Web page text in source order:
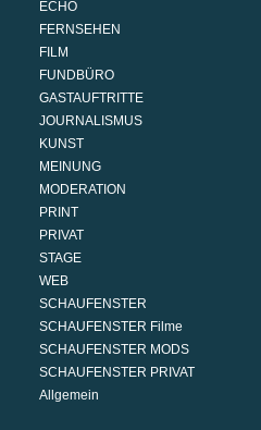
ECHO
FERNSEHEN
FILM
FUNDBÜRO
GASTAUFTRITTE
JOURNALISMUS
KUNST
MEINUNG
MODERATION
PRINT
PRIVAT
STAGE
WEB
SCHAUFENSTER
SCHAUFENSTER Filme
SCHAUFENSTER MODS
SCHAUFENSTER PRIVAT
Allgemein